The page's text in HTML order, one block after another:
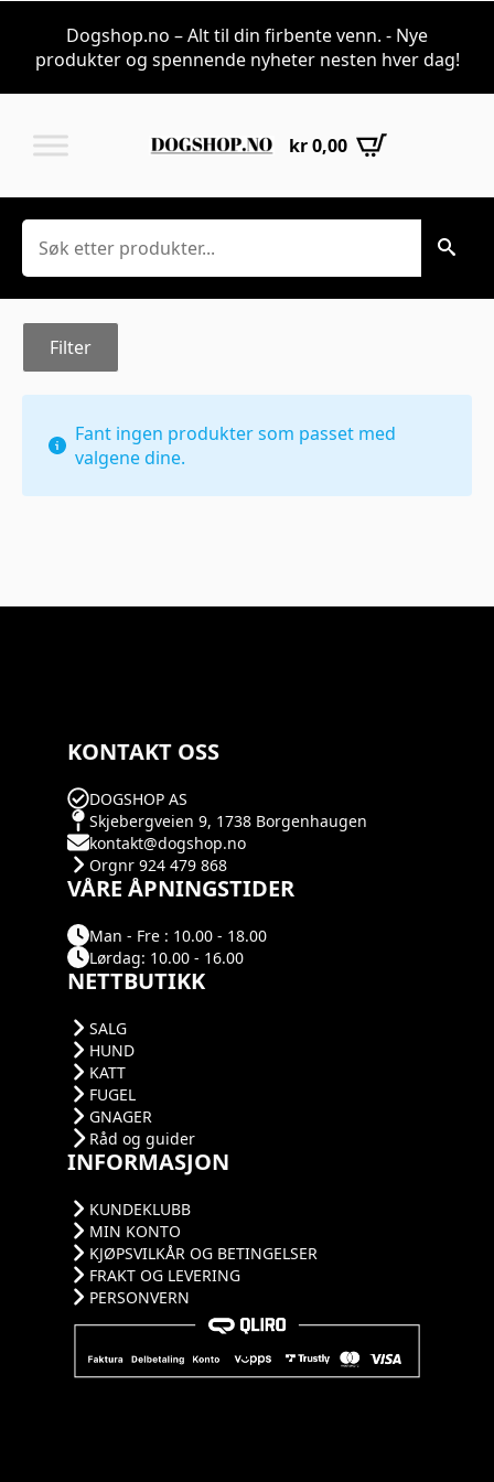
Bilbur til
Dogshop.no – Alt til din firbente venn. - Nye
produkter og spennende nyheter nesten hver dag!
kr0,00
Søk
Filter
Fant ingen produkter som passet med
valgene dine.
KONTAKT OSS
DOGSHOP AS
Skjebergveien 9, 1738 Borgenhaugen
kontakt@dogshop.no
Orgnr 924 479 868
VÅRE ÅPNINGSTIDER
Man - Fre : 10.00 - 18.00
Lørdag: 10.00 - 16.00
NETTBUTIKK
SALG
HUND
KATT
FUGEL
GNAGER
Råd og guider
INFORMASJON
KUNDEKLUBB
MIN KONTO
KJØPSVILKÅR OG BETINGELSER
FRAKT OG LEVERING
PERSONVERN